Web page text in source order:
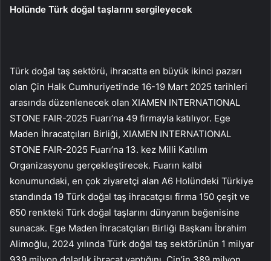
Holünde Türk doğal taşlarını sergileyecek
Türk doğal taş sektörü, ihracatta en büyük ikinci pazarı
olan Çin Halk Cumhuriyeti’nde 16-19 Mart 2025 tarihleri
arasında düzenlenecek olan XIAMEN INTERNATIONAL
STONE FAIR-2025 Fuarı’na 49 firmayla katılıyor. Ege
Maden İhracatçıları Birliği, XIAMEN INTERNATIONAL
STONE FAIR-2025 Fuarı’na 13. kez Milli Katılım
Organizasyonu gerçekleştirecek. Fuarın kalbi
konumundaki, en çok ziyaretçi alan A6 Holündeki Türkiye
standında 19 Türk doğal taş ihracatçısı firma 150 çeşit ve
650 renkteki Türk doğal taşlarını dünyanın beğenisine
sunacak. Ege Maden İhracatçıları Birliği Başkanı İbrahim
Alimoğlu, 2024 yılında Türk doğal taş sektörünün 1 milyar